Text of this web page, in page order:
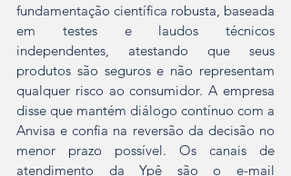
fundamentação científica robusta, baseada
em testes e laudos técnicos
independentes, atestando que seus
produtos são seguros e não representam
qualquer risco ao consumidor. A empresa
disse que mantém diálogo contínuo com a
Anvisa e confia na reversão da decisão no
menor prazo possível. Os canais de
atendimento da Ypê são o e-mail